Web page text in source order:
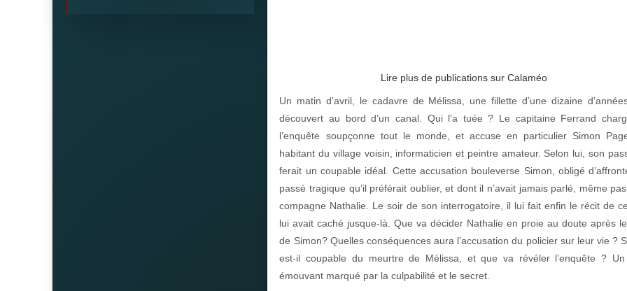
Lire plus de publications sur Calaméo
Un matin d’avril, le cadavre de Mélissa, une fillette d’une dizaine
découvert au bord d’un canal. Qui l’a tuée ? Le capitaine Ferrand
l’enquête soupçonne tout le monde, et accuse en particulier Simon
habitant du village voisin, informaticien et peintre amateur. Selon lui, son
ferait un coupable idéal. Cette accusation bouleverse Simon, obligé
passé tragique qu’il préférait oublier, et dont il n’avait jamais parlé, même
compagne Nathalie. Le soir de son interrogatoire, il lui fait enfin le récit de ce
lui avait caché jusque-là. Que va décider Nathalie en proie au doute après
de Simon? Quelles conséquences aura l’accusation du policier sur leur vie ?
est-il coupable du meurtre de Mélissa, et que va révéler l’enquête ?
émouvant marqué par la culpabilité et le secret.